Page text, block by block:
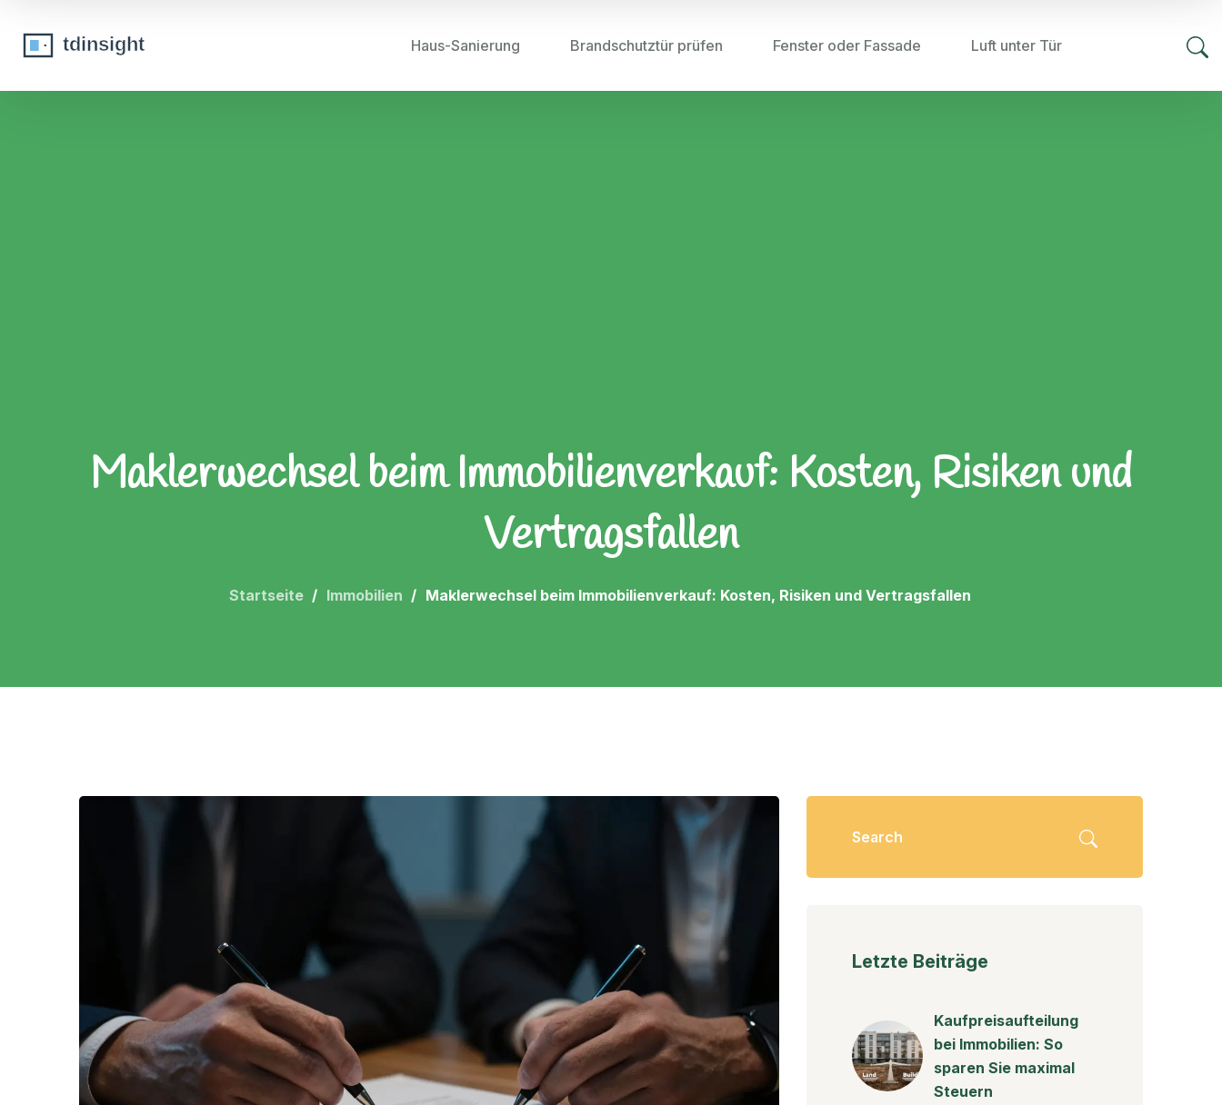
Haus-Sanierung Brandschutztür prüfen Fenster oder Fassade Luft unter Tür
Maklerwechsel beim Immobilienverkauf: Kosten, Risiken und
Vertragsfallen
Startseite Immobilien Maklerwechsel beim Immobilienverkauf: Kosten, Risiken und Vertragsfallen
Letzte Beiträge
Kaufpreisaufteilung
bei Immobilien: So
sparen Sie maximal
Steuern